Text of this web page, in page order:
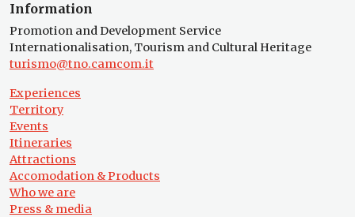
Information
Promotion and Development Service
Internationalisation, Tourism and Cultural Heritage
turismo@tno.camcom.it
Experiences
Territory
Events
Itineraries
Attractions
Accomodation & Products
Who we are
Press & media